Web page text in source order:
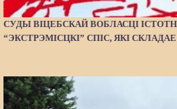
СУДЫ ВІЦЕБСКАЙ ВОБЛАСЦІ
“ЭКСТРЭМІСЦКІ” СПІС, ЯКІ